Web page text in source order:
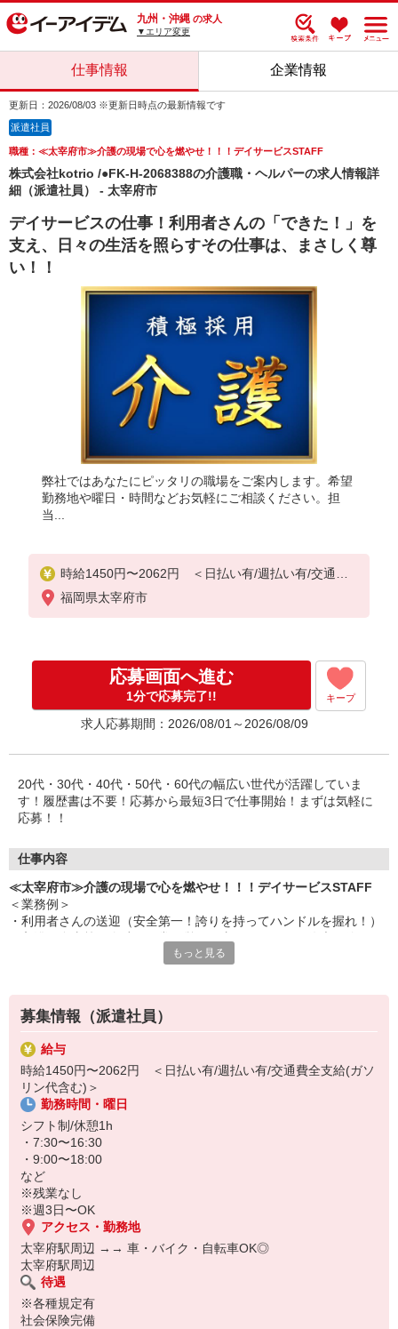
九州・沖縄 の求人
▼エリア変更
仕事情報 企業情報
更新日：2026/08/03 ※更新日時点の最新情報です
派遣社員
職種：≪太宰府市≫介護の現場で心を燃やせ！！！デイサービスSTAFF
株式会社kotrio /●FK-H-2068388の介護職・ヘルパーの求人情報詳
細（派遣社員） - 太宰府市
デイサービスの仕事！利用者さんの「できた！」を
支え、日々の生活を照らすその仕事は、まさしく尊
い！！
弊社ではあなたにピッタリの職場をご案内します。希望
勤務地や曜日・時間などお気軽にご相談ください。担
当...
時給1450円〜2062円 ＜日払い有/週払い有/交通費
全支給(ガソリン代含む)＞
福岡県太宰府市
応募画面へ進む
1分で応募完了!! キープ
求人応募期間：2026/08/01～2026/08/09
20代・30代・40代・50代・60代の幅広い世代が活躍していま
す！履歴書は不要！応募から最短3日で仕事開始！まずは気軽に
応募！！
仕事内容
≪太宰府市≫介護の現場で心を燃やせ！！！デイサービスSTAFF
＜業務例＞
・利用者さんの送迎（安全第一！誇りを持ってハンドルを握れ！）
・健康チェックや記録（小さな変化を見逃すな！仲間と共有を！）
・チームでの協力（孤独に戦うな！共に心を燃やせ！！！）
未経験でも全く問題なし。
真面目に取り組めば着実に成長し、
様々なことができるようになります！！
昨日の自分より、確実に仕事ができる自分になれる。
応募を待っています！！！
もっと見る
募集情報（派遣社員）
給与
時給1450円〜2062円 ＜日払い有/週払い有/交通費全支給(ガソ
リン代含む)＞
勤務時間・曜日
シフト制/休憩1h
・7:30〜16:30
・9:00〜18:00
など
※残業なし
※週3日〜OK
アクセス・勤務地
太宰府駅周辺 →→ 車・バイク・自転車OK◎
太宰府駅周辺
待遇
※各種規定有
社会保険完備